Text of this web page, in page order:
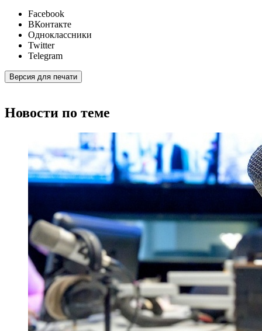
Facebook
ВКонтакте
Одноклассники
Twitter
Telegram
Версия для печати
Новости по теме